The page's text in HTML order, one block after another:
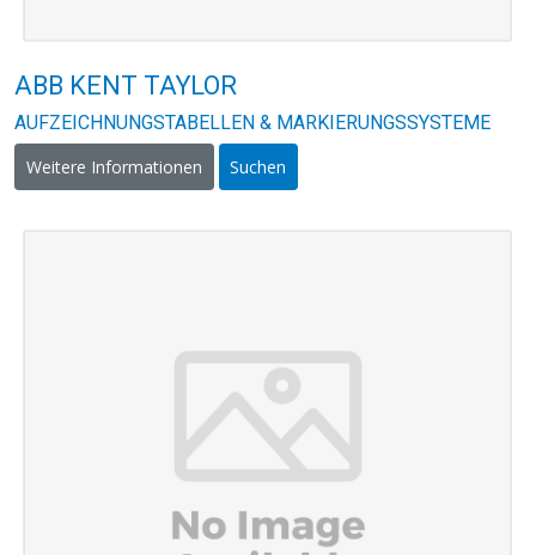
ABB KENT TAYLOR
AUFZEICHNUNGSTABELLEN & MARKIERUNGSSYSTEME
Weitere Informationen
Suchen